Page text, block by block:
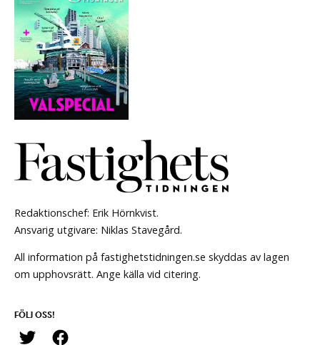
Redaktionschef: Erik Hörnkvist.
Ansvarig utgivare: Niklas Stavegård.
All information på fastighetstidningen.se skyddas av lagen
om upphovsrätt. Ange källa vid citering.
FÖLJ OSS!